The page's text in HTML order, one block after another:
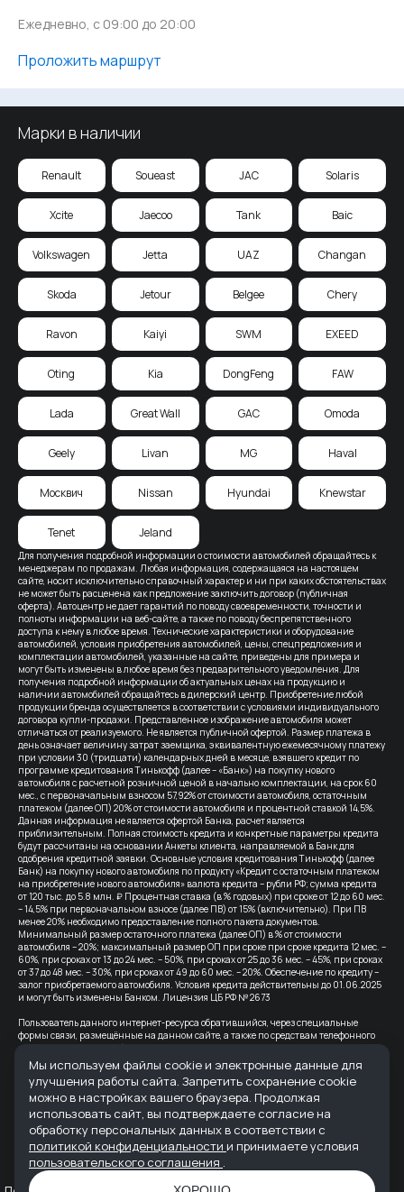
Ежедневно, с 09:00 до 20:00
Проложить маршрут
Для получения подробной информации о стоимости автомобилей обращайтесь к
менеджерам по продажам. Любая информация, содержащаяся на настоящем
сайте, носит исключительно справочный характер и ни при каких обстоятельствах
не может быть расценена как предложение заключить договор (публичная
оферта). Автоцентр не дает гарантий по поводу своевременности, точности и
полноты информации на веб-сайте, а также по поводу беспрепятственного
доступа к нему в любое время. Технические характеристики и оборудование
автомобилей, условия приобретения автомобилей, цены, спецпредложения и
комплектации автомобилей, указанные на сайте, приведены для примера и
могут быть изменены в любое время без предварительного уведомления. Для
получения подробной информации об актуальных ценах на продукцию и
наличии автомобилей обращайтесь в дилерский центр. Приобретение любой
продукции бренда осуществляется в соответствии с условиями индивидуального
договора купли-продажи. Представленное изображение автомобиля может
отличаться от реализуемого. Не является публичной офертой. Размер платежа в
день означает величину затрат заемщика, эквивалентную ежемесячному платежу
при условии 30 (тридцати) календарных дней в месяце, взявшего кредит по
программе кредитования Тинькофф (далее – «Банк») на покупку нового
автомобиля с расчетной розничной ценой в начально комплектации, на срок 60
мес., с первоначальным взносом 57,92% от стоимости автомобиля, остаточным
платежом (далее ОП) 20% от стоимости автомобиля и процентной ставкой 14,5%.
Данная информация не является офертой Банка, расчет является
приблизительным. Полная стоимость кредита и конкретные параметры кредита
будут рассчитаны на основании Анкеты клиента, направляемой в Банк для
одобрения кредитной заявки. Основные условия кредитования Тинькофф (далее
Банк) на покупку нового автомобиля по продукту «Кредит с остаточным платежом
на приобретение нового автомобиля» валюта кредита – рубли РФ; сумма кредита
от 120 тыс. до 5.8 млн. ₽ Процентная ставка (в % годовых) при сроке от 12 до 60 мес.
– 14,5% при первоначальном взносе (далее ПВ) от 15% (включительно). При ПВ
менее 20% необходимо предоставление полного пакета документов.
Минимальный размер остаточного платежа (далее ОП) в % от стоимости
автомобиля – 20%; максимальный размер ОП при сроке при сроке кредита 12 мес. –
60%, при сроках от 13 до 24 мес. – 50%, при сроках от 25 до 36 мес. – 45%, при сроках
от 37 до 48 мес. – 30%, при сроках от 49 до 60 мес. – 20%. Обеспечение по кредиту –
залог приобретаемого автомобиля. Условия кредита действительны до 01.06.2025
и могут быть изменены Банком. Лицензия ЦБ РФ № 2673
Пользователь данного интернет-ресурса обратившийся, через специальные
формы связи, размещённые на данном сайте, а также по средствам телефонного
звонка, выражает свое безусловное согласие продолжить устную или письменную
коммуникацию с помощью электронных средств связи, в т.ч.: sms-
информирование, e-mail-рассылка и т.п. и т.д.
Все цены на сайте указаны с учетом скидок.
Банк-партнер: ВТБ (ПАО), Лицензия Банка ВТБ — №1000 от 08.07.2015. Партнер по
страхованию: СПАО «Ингосстрах», лицензия ЦБ РФ № 0928
Реквизиты организации: ООО "АВРОРА" ИНН 6165235622 ОГРН 1236100007373
Марки в наличии
Renault Soueast JAC Solaris
Xcite Jaecoo Tank Baic
Volkswagen Jetta UAZ Changan
Skoda Jetour Belgee Chery
Ravon Kaiyi SWM EXEED
Oting Kia DongFeng FAW
Lada Great Wall GAC Omoda
Geely Livan MG Haval
Москвич Nissan Hyundai Knewstar
Tenet Jeland
Мы используем файлы cookie и электронные данные для
улучшения работы сайта. Запретить сохранение cookie
можно в настройках вашего браузера. Продолжая
использовать сайт, вы подтверждаете согласие на
обработку персональных данных в соответствии с
политикой конфиденциальности и принимаете условия
пользовательского соглашения .